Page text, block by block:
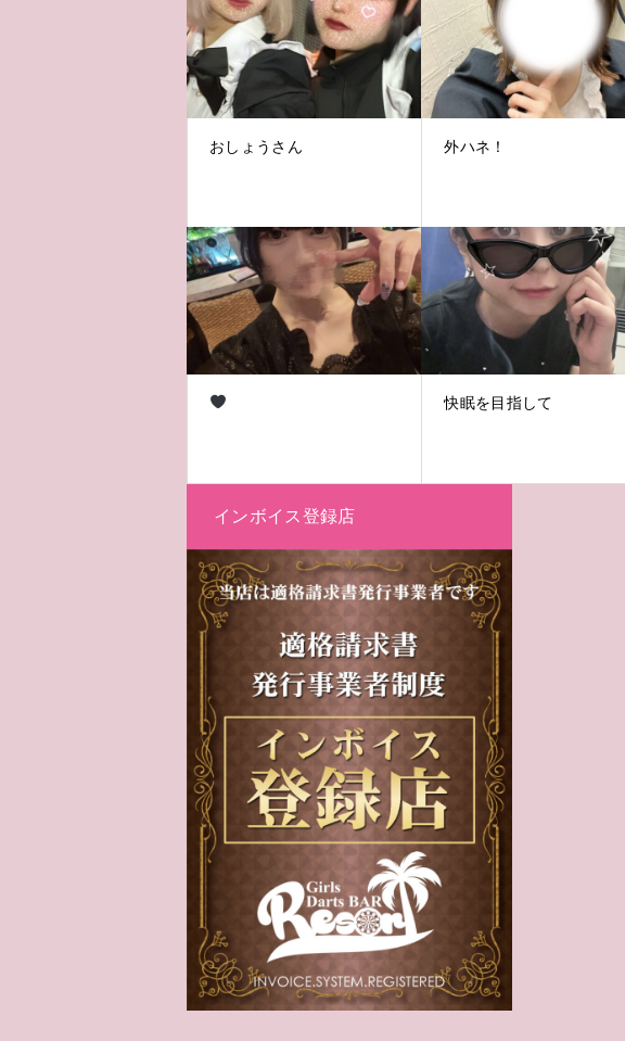
おしょうさん 外ハネ！
快眠を目指して
インボイス登録店